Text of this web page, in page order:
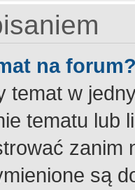
na
temat w
tematu lub
są